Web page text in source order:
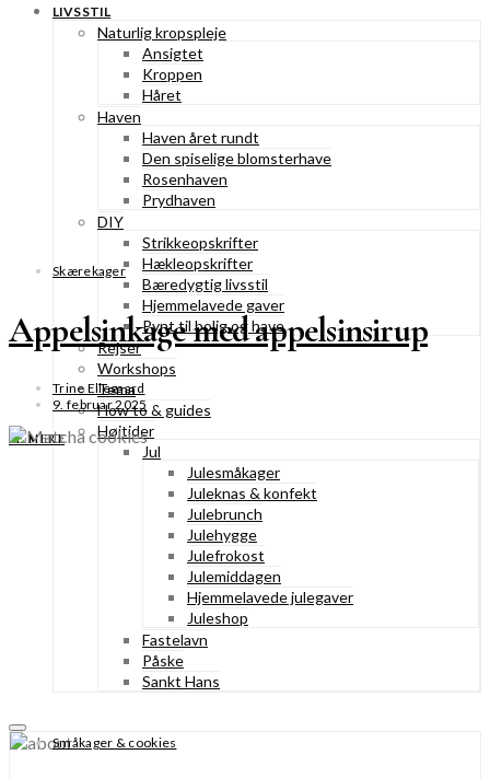
LIVSSTIL
Naturlig kropspleje
Ansigtet
Kroppen
Håret
Haven
Haven året rundt
Den spiselige blomsterhave
Rosenhaven
Prydhaven
DIY
Strikkeopskrifter
Hækleopskrifter
Bæredygtig livsstil
Hjemmelavede gaver
Pynt til bolig og have
Rejser
Workshops
Tema
How to & guides
Højtider
Jul
Julesmåkager
Juleknas & konfekt
Julebrunch
Julehygge
Julefrokost
Julemiddagen
Hjemmelavede julegaver
Juleshop
Fastelavn
Påske
Sankt Hans
Skærekager
Appelsinkage med appelsinsirup
Trine Ellegaard
9. februar 2025
SE MERE
Småkager & cookies